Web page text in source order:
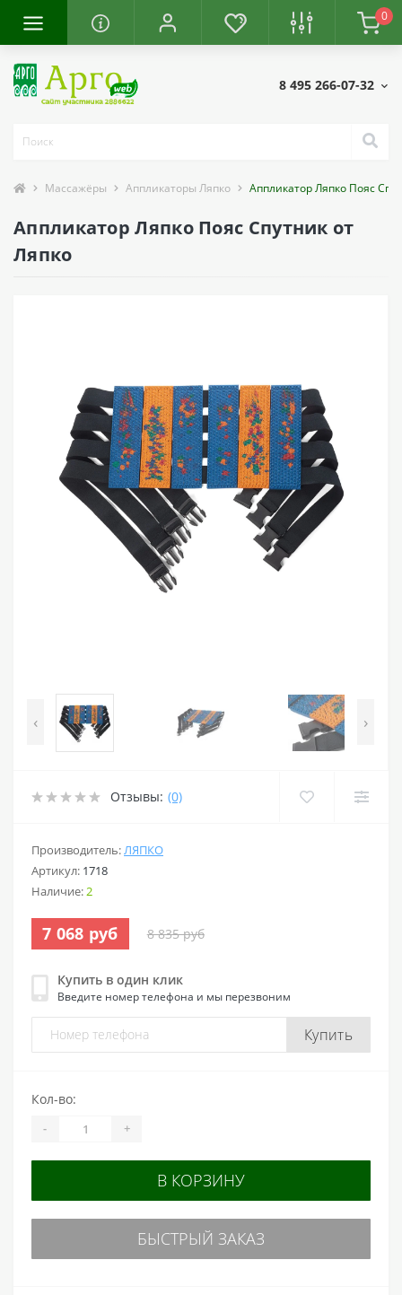
0
8 495 266-07-32
Массажёры Аппликаторы Ляпко Аппликатор Ляпко Пояс
Аппликатор Ляпко Пояс Спутник от
Ляпко
‹ ›
Отзывы: (0)
Производитель:ЛЯПКО
Артикул: 1718
Наличие:2
7 068 руб 8 835 руб
Купить в один клик
Введите номер телефона и мы перезвоним
Купить
Кол-во:
- +
В КОРЗИНУ
БЫСТРЫЙ ЗАКАЗ